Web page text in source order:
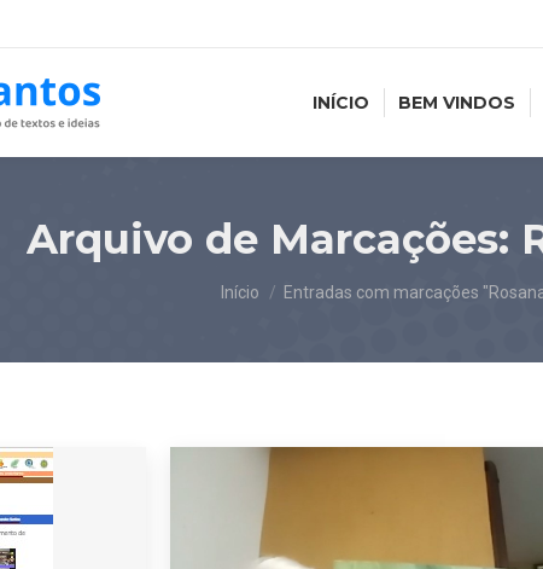
INÍCIO BEM VINDOS
Arquivo de Marcações:
Você está aqui:
Início Entradas com marcações